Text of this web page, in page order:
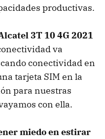
productivas.
3T 10 4G 2021
va
conectividad en
tarjeta SIM en la
para nuestras
con ella.
miedo en estirar